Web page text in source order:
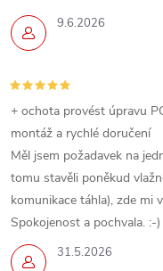
9.6.2026
31.5.2026
+ ochota provést úpravu
montáž a rychlé doručení
Měl jsem požadavek na
tomu stavěli poněkud
komunikace táhla), zde mi
Spokojenost a pochvala. :-)